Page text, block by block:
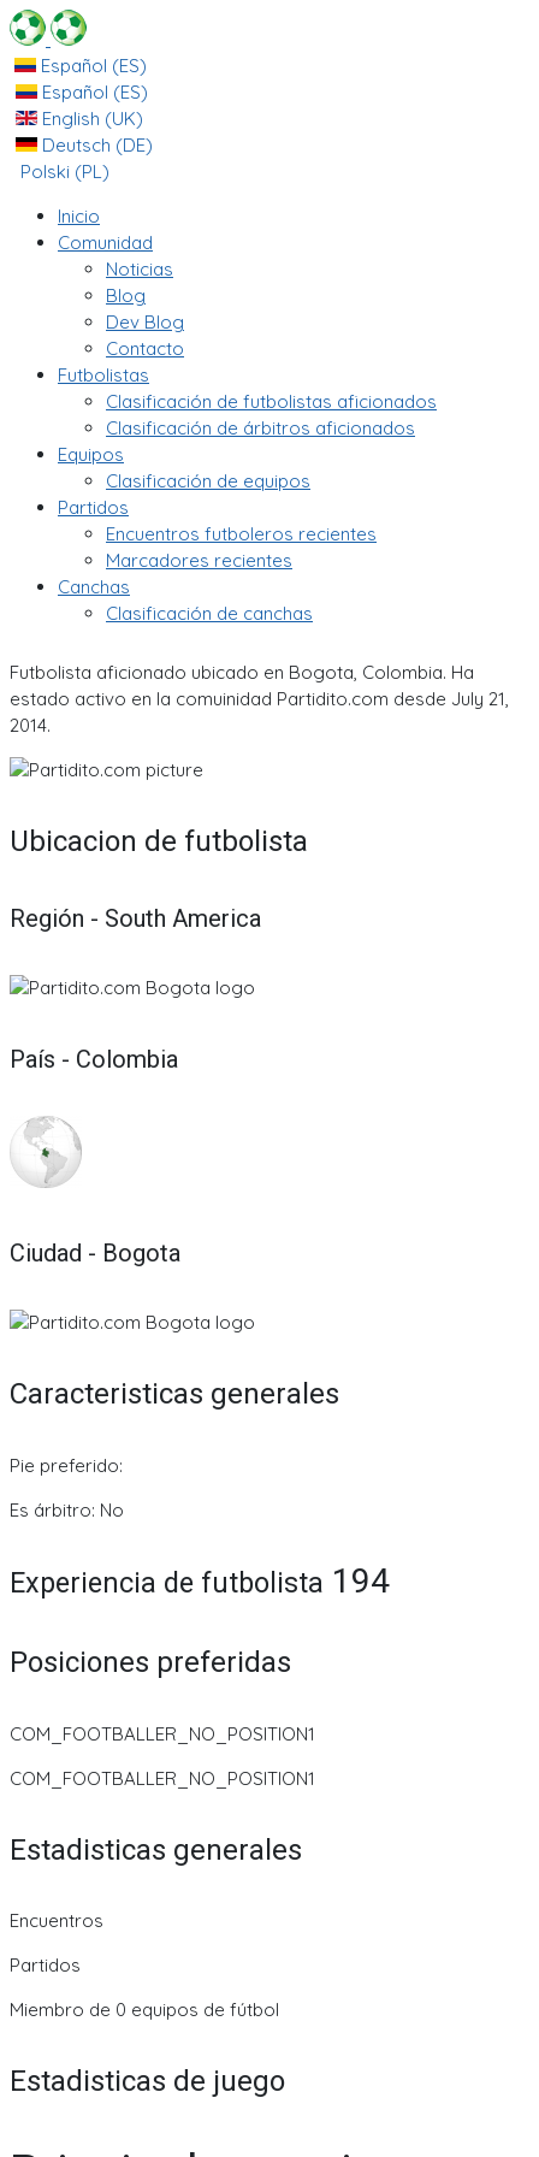
Español (ES)
Español (ES)
English (UK)
Deutsch (DE)
Polski (PL)
Inicio
Comunidad
Noticias
Blog
Dev Blog
Contacto
Futbolistas
Clasificación de futbolistas aficionados
Clasificación de árbitros aficionados
Equipos
Clasificación de equipos
Partidos
Encuentros futboleros recientes
Marcadores recientes
Canchas
Clasificación de canchas
Futbolista aficionado ubicado en Bogota, Colombia. Ha
estado activo en la comuinidad Partidito.com desde July 21,
2014.
Ubicacion de futbolista
Región - South America
País - Colombia
Ciudad - Bogota
Caracteristicas generales
Pie preferido:
Es árbitro: No
Experiencia de futbolista 194
Posiciones preferidas
COM_FOOTBALLER_NO_POSITION1
COM_FOOTBALLER_NO_POSITION1
Estadisticas generales
Encuentros
Partidos
Miembro de 0 equipos de fútbol
Estadisticas de juego